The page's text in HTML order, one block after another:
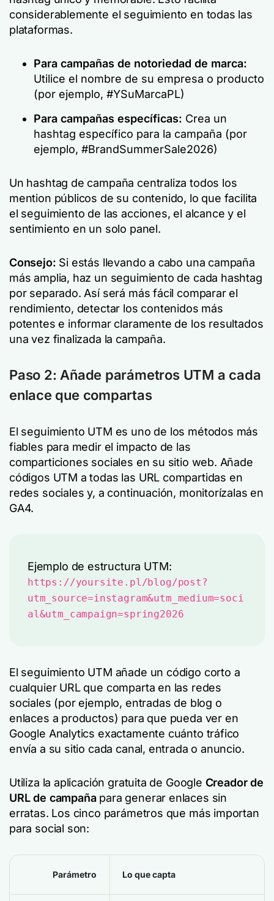
considerablemente el seguimiento en todas las
plataformas.
Para campañas de notoriedad de marca:
Utilice el nombre de su empresa o producto
(por ejemplo, #YSuMarcaPL)
Para campañas específicas: Crea un
hashtag específico para la campaña (por
ejemplo, #BrandSummerSale2026)
Un hashtag de campaña centraliza todos los
mention públicos de su contenido, lo que facilita
el seguimiento de las acciones, el alcance y el
sentimiento en un solo panel.
Consejo: Si estás llevando a cabo una campaña
más amplia, haz un seguimiento de cada hashtag
por separado. Así será más fácil comparar el
rendimiento, detectar los contenidos más
potentes e informar claramente de los resultados
una vez finalizada la campaña.
Paso 2: Añade parámetros UTM a cada
enlace que compartas
El seguimiento UTM es uno de los métodos más
fiables para medir el impacto de las
comparticiones sociales en su sitio web. Añade
códigos UTM a todas las URL compartidas en
redes sociales y, a continuación, monitorízalas en
GA4.
Ejemplo de estructura UTM:
https://yoursite.pl/blog/post?
utm_source=instagram&utm_medium=soci
al&utm_campaign=spring2026
El seguimiento UTM añade un código corto a
cualquier URL que comparta en las redes
sociales (por ejemplo, entradas de blog o
enlaces a productos) para que pueda ver en
Google Analytics exactamente cuánto tráfico
envía a su sitio cada canal, entrada o anuncio.
Utiliza la aplicación gratuita de Google Creador de
URL de campañapara generar enlaces sin
erratas. Los cinco parámetros que más importan
para social son:
Parámetro Lo que capta